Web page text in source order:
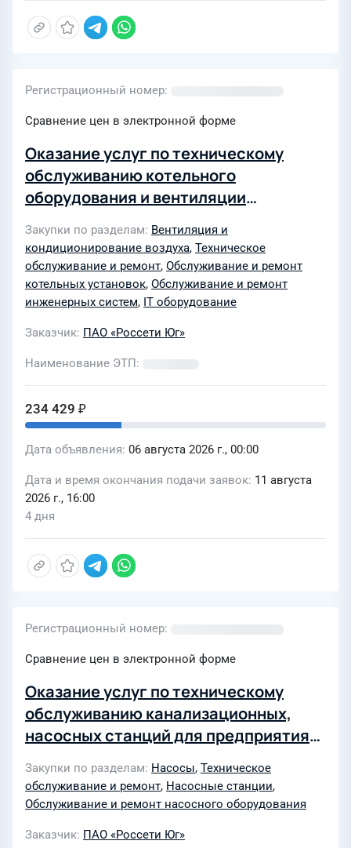
Регистрационный номер
Сравнение цен в электронной форме
Оказание услуг по техническому
обслуживанию котельного
оборудования и вентиляции
базы для предприятия Сочинские
электрические сети филиала ПАО
«Россети Юг» - «Кубаньэнерго»
Закупки по разделам Вентиляция и
кондиционирование воздуха, Техническое
обслуживание и ремонт, Обслуживание и ремонт
котельных установок, Обслуживание и ремонт
инженерных систем, IT оборудование
Заказчик ПАО «Россети Юг»
Наименование ЭТП
234 429 ₽
Дата объявления 06 августа 2026 г., 00:00
Дата и время окончания подачи заявок 11 августа
2026 г., 16:00
4 дня
Регистрационный номер
Сравнение цен в электронной форме
Оказание услуг по техническому
обслуживанию канализационных,
насосных станций для предприятия
филиала ПАО «Россети Юг» -
«Кубаньэнерго»
Закупки по разделам Насосы, Техническое
обслуживание и ремонт, Насосные станции,
Обслуживание и ремонт насосного оборудования
Заказчик ПАО «Россети Юг»